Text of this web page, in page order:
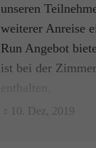
unseren
weiterer Anreise
Run Angebot
ist bei der
enthalten.
10. Dez, 2019